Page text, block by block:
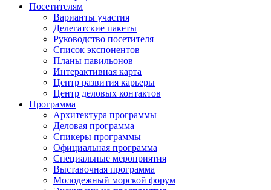
Посетителям
Варианты участия
Делегатские пакеты
Руководство посетителя
Список экспонентов
Планы павильонов
Интерактивная карта
Центр развития карьеры
Центр деловых контактов
Программа
Архитектура программы
Деловая программа
Спикеры программы
Официальная программа
Специальные мероприятия
Выставочная программа
Молодежный морской форум